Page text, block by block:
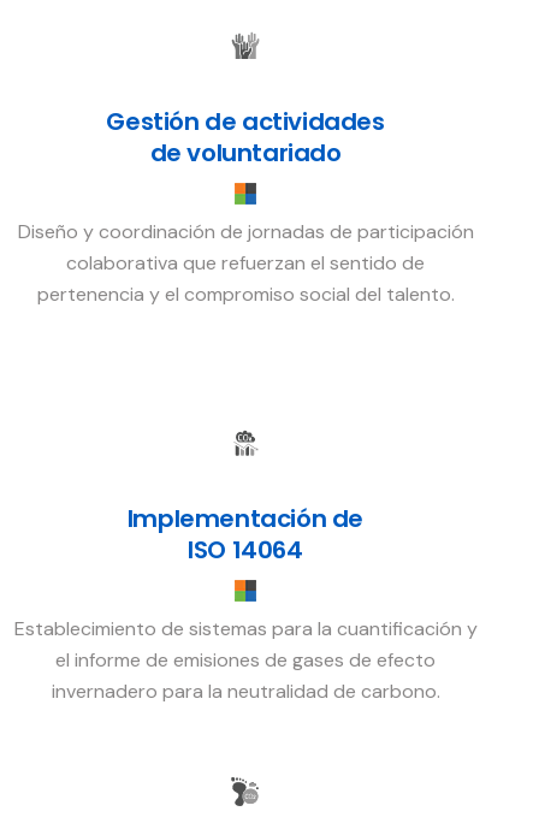
Gestión de actividades
de voluntariado
Diseño y coordinación de jornadas de participación
colaborativa que refuerzan el sentido de
pertenencia y el compromiso social del talento.
Implementación de
ISO 14064
Establecimiento de sistemas para la cuantificación y
el informe de emisiones de gases de efecto
invernadero para la neutralidad de carbono.